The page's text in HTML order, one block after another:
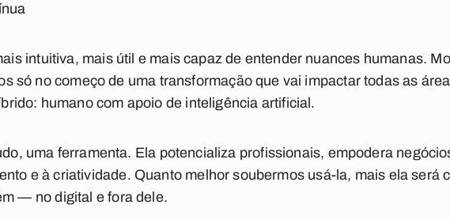
intuitiva, mais útil e mais capaz de entender nuances humanas.
só no começo de uma transformação que vai impactar todas as
humano com apoio de inteligência artificial.
uma ferramenta. Ela potencializa profissionais, empodera
e à criatividade. Quanto melhor soubermos usá-la, mais ela será
— no digital e fora dele.